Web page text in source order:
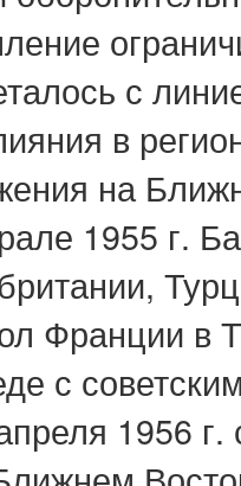
с
в
на
1955 г.
Франции в
с
1956 г.